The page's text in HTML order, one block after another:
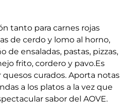
tanto para carnes rojas
de cerdo y lomo al horno,
de ensaladas, pastas, pizzas,
frito, cordero y pavo.Es
quesos curados. Aporta notas
a los platos a la vez que
sabor del AOVE.